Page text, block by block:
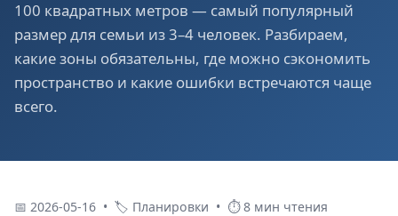
100 квадратных метров — самый популярный
размер для семьи из 3–4 человек. Разбираем,
какие зоны обязательны, где можно сэкономить
пространство и какие ошибки встречаются чаще
всего.
📅 2026-05-16 • 🏷 Планировки • ⏱ 8 мин чтения